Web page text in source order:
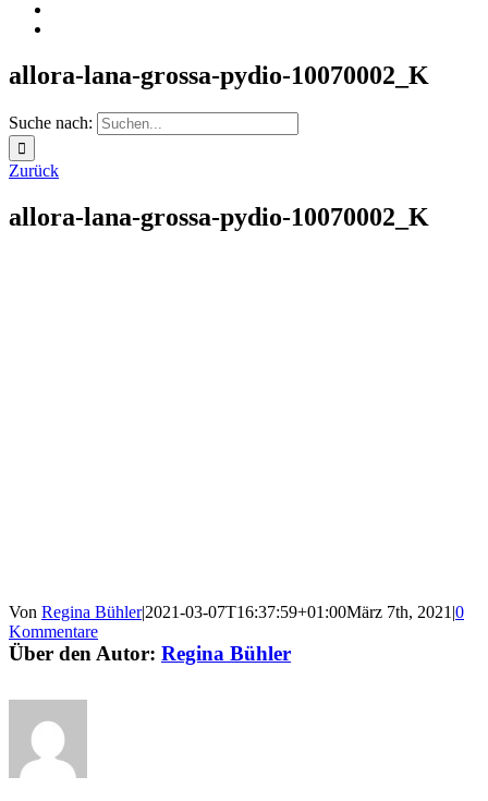
allora-lana-grossa-pydio-10070002_K
Suche nach:
Zurück
allora-lana-grossa-pydio-10070002_K
Von Regina Bühler|2021-03-07T16:37:59+01:00März 7th, 2021 |0
Kommentare
Über den Autor: Regina Bühler